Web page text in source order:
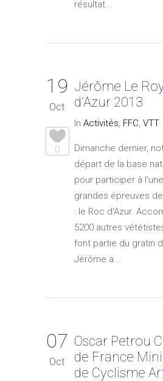
résultat...
19
Oct
0
Jérôme Le
d’Azur 2013
In Activités, FFC, VTT
Dimanche dernier,
départ de la base
pour participer à
grandes épreuves
: le Roc d'Azur.
5200 autres
font partie du gratin
Jérôme a...
07
Oct
Oscar Petrou
de France
de Cyclisme